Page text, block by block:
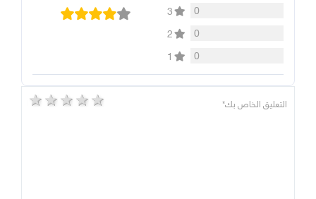
0
3
0
2
0
1
5 stars 4 stars 3 stars 2 stars 1 star